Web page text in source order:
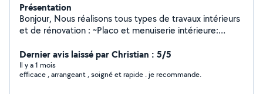
Présentation
Bonjour, Nous réalisons tous types de travaux intérieurs
et de rénovation : ~Placo et menuiserie intérieure:
isolation thermique et acoustique. ~Revêtements de sol
et finitions : pose de parquet, stratifié, linoleum,
carrelage, peinture et finitions diverses. ~Montage et
Dernier avis laissé par Christian : 5/5
Il y a 1 mois
efficace , arrangeant , soigné et rapide . je recommande.